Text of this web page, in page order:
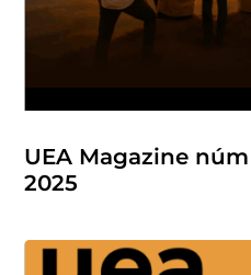
UEA Magazine
2025